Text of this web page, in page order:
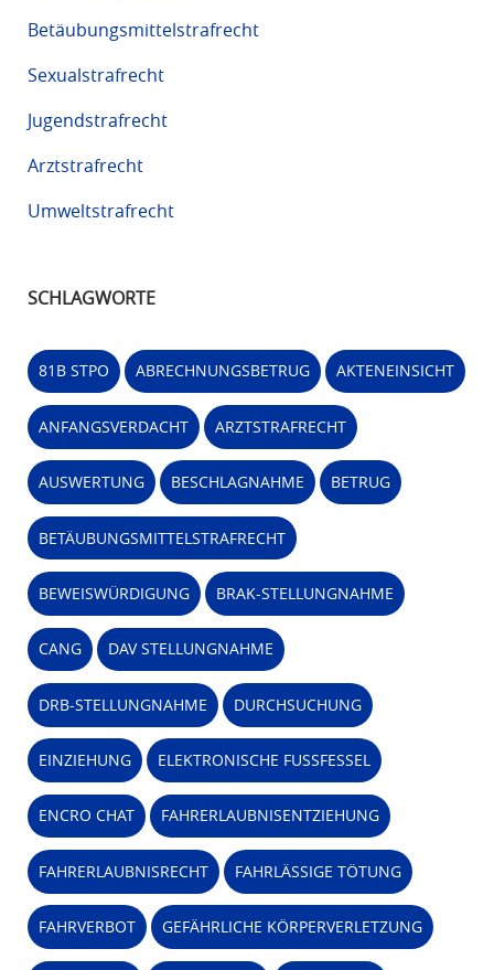
Betäubungsmittelstrafrecht
Sexualstrafrecht
Jugendstrafrecht
Arztstrafrecht
Umweltstrafrecht
SCHLAGWORTE
81B STPO ABRECHNUNGSBETRUG AKTENEINSICHT
ANFANGSVERDACHT ARZTSTRAFRECHT
AUSWERTUNG BESCHLAGNAHME BETRUG
BETÄUBUNGSMITTELSTRAFRECHT
BEWEISWÜRDIGUNG BRAK-STELLUNGNAHME
CANG DAV STELLUNGNAHME
DRB-STELLUNGNAHME DURCHSUCHUNG
EINZIEHUNG ELEKTRONISCHE FUSSFESSEL
ENCRO CHAT FAHRERLAUBNISENTZIEHUNG
FAHRERLAUBNISRECHT FAHRLÄSSIGE TÖTUNG
FAHRVERBOT GEFÄHRLICHE KÖRPERVERLETZUNG